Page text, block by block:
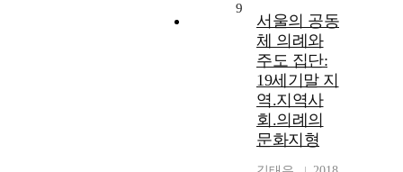
9
서울의 공동
체 의례와
주도 집단:
19세기말 지
역.지역사
회.의례의
문화지형